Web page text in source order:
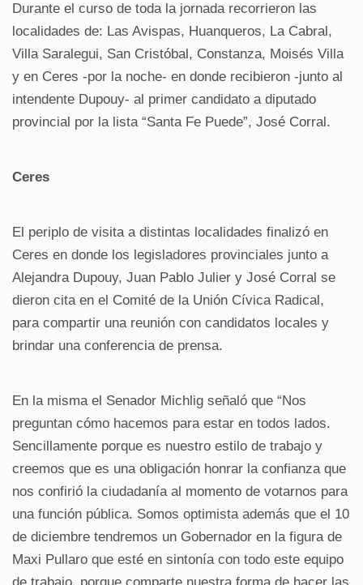
Durante el curso de toda la jornada recorrieron las
localidades de: Las Avispas, Huanqueros, La Cabral,
Villa Saralegui, San Cristóbal, Constanza, Moisés Villa
y en Ceres -por la noche- en donde recibieron -junto al
intendente Dupouy- al primer candidato a diputado
provincial por la lista “Santa Fe Puede”, José Corral.
Ceres
El periplo de visita a distintas localidades finalizó en
Ceres en donde los legisladores provinciales junto a
Alejandra Dupouy, Juan Pablo Julier y José Corral se
dieron cita en el Comité de la Unión Cívica Radical,
para compartir una reunión con candidatos locales y
brindar una conferencia de prensa.
En la misma el Senador Michlig señaló que “Nos
preguntan cómo hacemos para estar en todos lados.
Sencillamente porque es nuestro estilo de trabajo y
creemos que es una obligación honrar la confianza que
nos confirió la ciudadanía al momento de votarnos para
una función pública. Somos optimista además que el 10
de diciembre tendremos un Gobernador en la figura de
Maxi Pullaro que esté en sintonía con todo este equipo